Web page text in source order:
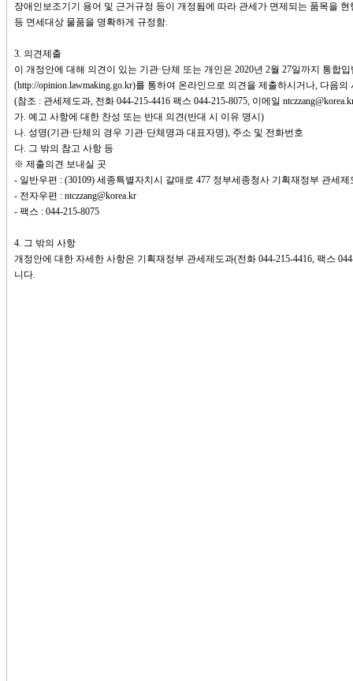
장애인보조기기 용어 및 근거규정 등이 개정됨에 따라 관세가 면제되는 품목을
등 면세대상 물품을 명확하게 규정함.
3. 의견제출
이 개정안에 대해 의견이 있는 기관·단체 또는 개인은 2020년 2월 27일까지 통합
(http://opinion.lawmaking.go.kr)를 통하여 온라인으로 의견을 제출하시거나, 다음
(참조 : 관세제도과, 전화 044-215-4416 팩스 044-215-8075, 이메일
가. 예고 사항에 대한 찬성 또는 반대 의견(반대 시 이유 명시)
나. 성명(기관·단체의 경우 기관·단체명과 대표자명), 주소 및 전화번호
다. 그 밖의 참고 사항 등
※ 제출의견 보내실 곳
- 일반우편 : (30109) 세종특별자치시 갈매로 477 정부세종청사 기획재정부 관세제
- 전자우편 : ntczzang@korea.kr
- 팩스 : 044-215-8075
4. 그 밖의 사항
개정안에 대한 자세한 사항은 기획재정부 관세제도과(전화 044-215-4416, 팩스
니다.